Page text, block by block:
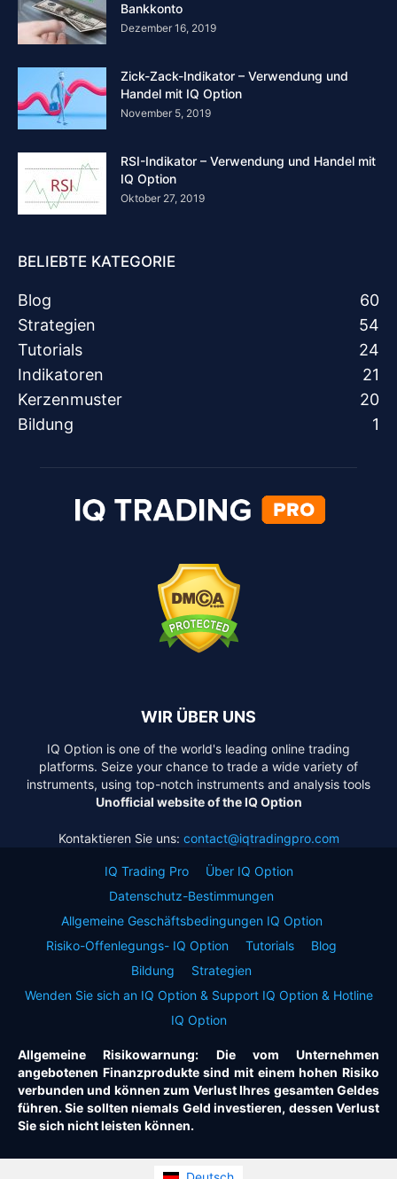
Bankkonto
Dezember 16, 2019
Zick-Zack-Indikator – Verwendung und
Handel mit IQ Option
November 5, 2019
RSI-Indikator – Verwendung und Handel mit
IQ Option
Oktober 27, 2019
BELIEBTE KATEGORIE
Blog
60
Strategien
54
Tutorials
24
Indikatoren
21
Kerzenmuster
20
Bildung
1
WIR ÜBER UNS
IQ Option is one of the world's leading online trading
platforms. Seize your chance to trade a wide variety of
instruments, using top-notch instruments and analysis tools
Unofficial website of the IQ Option
Kontaktieren Sie uns: contact@iqtradingpro.com
IQ Trading Pro
Über IQ Option
Datenschutz-Bestimmungen
Allgemeine Geschäftsbedingungen IQ Option
Risiko-Offenlegungs- IQ Option
Tutorials
Blog
Bildung
Strategien
Wenden Sie sich an IQ Option & Support IQ Option & Hotline
IQ Option
Allgemeine Risikowarnung: Die vom Unternehmen
angebotenen Finanzprodukte sind mit einem hohen Risiko
verbunden und können zum Verlust Ihres gesamten Geldes
führen. Sie sollten niemals Geld investieren, dessen Verlust
Sie sich nicht leisten können.